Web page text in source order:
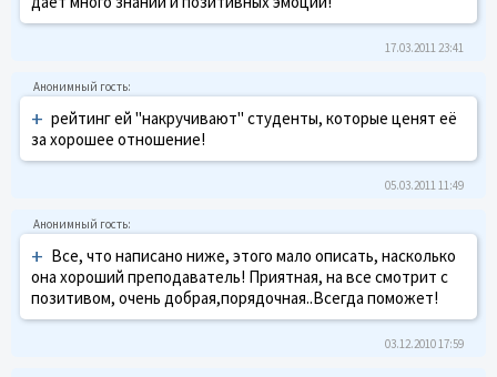
17.03.2011 23:41
+ рейтинг ей "накручивают" студенты, которые ценят её
за хорошее отношение!
05.03.2011 11:49
+ Все, что написано ниже, этого мало описать, насколько
она хороший преподаватель! Приятная, на все смотрит с
позитивом, очень добрая,порядочная..Всегда поможет!
03.12.2010 17:59